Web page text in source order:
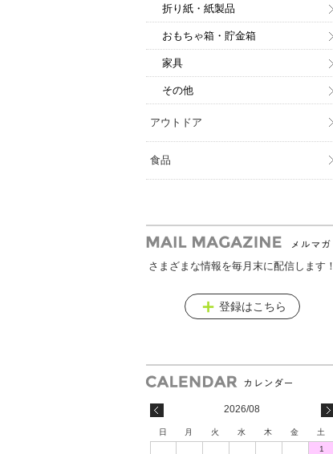
折り紙・紙製品
おもちゃ箱・貯金箱
家具
その他
アウトドア
食品
メールマガジン
さまざまな情報を毎月末に配信します！
登録はこちら
2026/08
日 月 火 水 木 金
土
1